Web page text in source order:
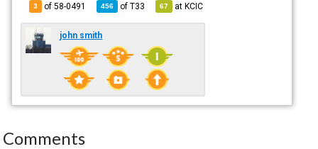
3 of 58-0491 456 ofT33 67 atKCIC
john smith
Comments